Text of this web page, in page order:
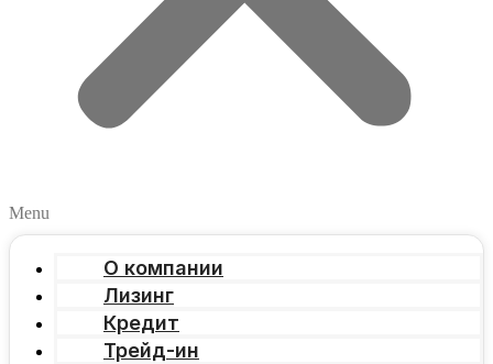
Menu
О компании
Лизинг
Кредит
Трейд-ин